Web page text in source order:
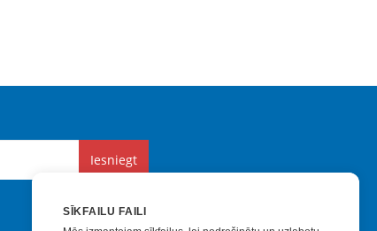
Iesniegt
SĪKFAILU FAILI